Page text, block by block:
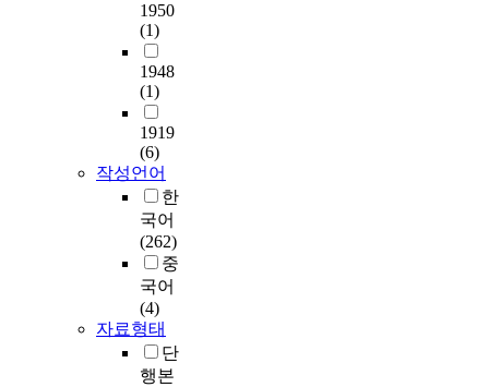
1950
(1)
1948
(1)
1919
(6)
작성언어
한
국어
(262)
중
국어
(4)
자료형태
단
행본